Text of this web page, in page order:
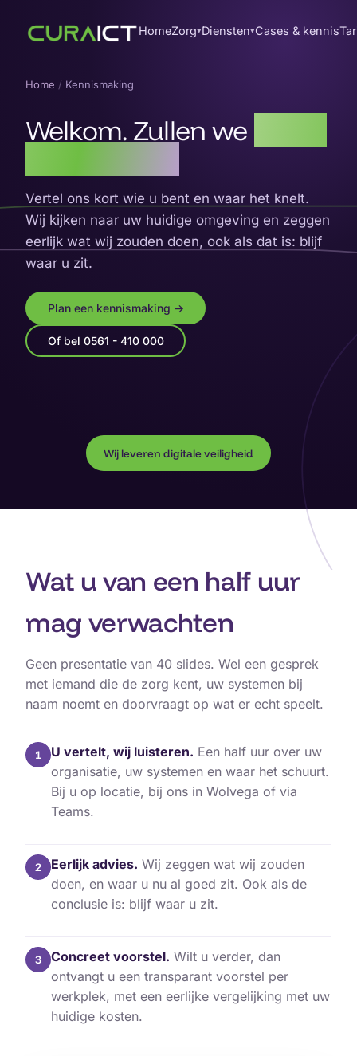
HomeZorg▾Diensten▾Cases & kennis
Home / Kennismaking
Welkom. Zullen we
Vertel ons kort wie u bent en waar het knelt.
Wij kijken naar uw huidige omgeving en zeggen
eerlijk wat wij zouden doen, ook als dat is: blijf
waar u zit.
Plan een kennismaking →
Of bel 0561 - 410 000
Wij leveren digitale veiligheid
Wat u van een half uur
mag verwachten
Geen presentatie van 40 slides. Wel een gesprek
met iemand die de zorg kent, uw systemen bij
naam noemt en doorvraagt op wat er echt speelt.
1 U vertelt, wij luisteren. Een half uur over uw
organisatie, uw systemen en waar het schuurt.
Bij u op locatie, bij ons in Wolvega of via
Teams.
2 Eerlijk advies. Wij zeggen wat wij zouden
doen, en waar u nu al goed zit. Ook als de
conclusie is: blijf waar u zit.
3 Concreet voorstel. Wilt u verder, dan
ontvangt u een transparant voorstel per
werkplek, met een eerlijke vergelijking met uw
huidige kosten.